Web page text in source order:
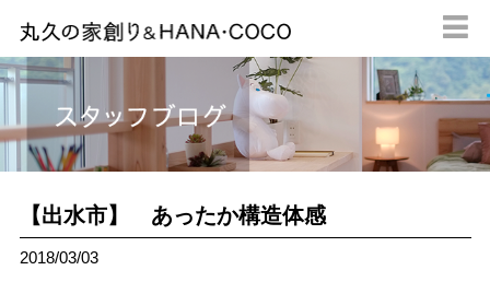

【出水市】 あったか構造体感
2018/03/03